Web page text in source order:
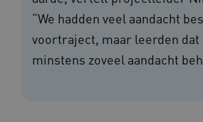
“We hadden veel aandacht
voortraject, maar leerden dat
minstens zoveel aandacht